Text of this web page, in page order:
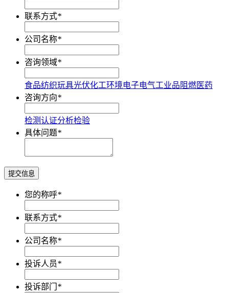
联系方式*
公司名称*
咨询领域*
食品纺织玩具光伏化工环境电子电气工业品 阻燃医药
咨询方向*
检测认证分析检验
具体问题*
提交信息
您的称呼*
联系方式*
公司名称*
投诉人员*
投诉部门 *